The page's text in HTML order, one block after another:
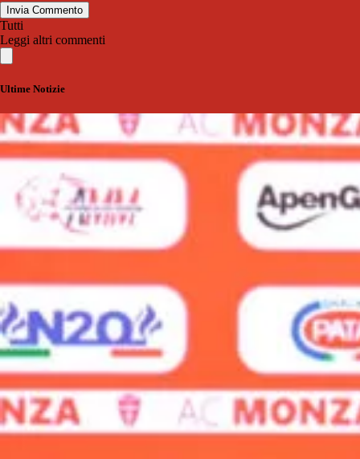
Invia Commento
Tutti
Leggi altri commenti
Ultime Notizie